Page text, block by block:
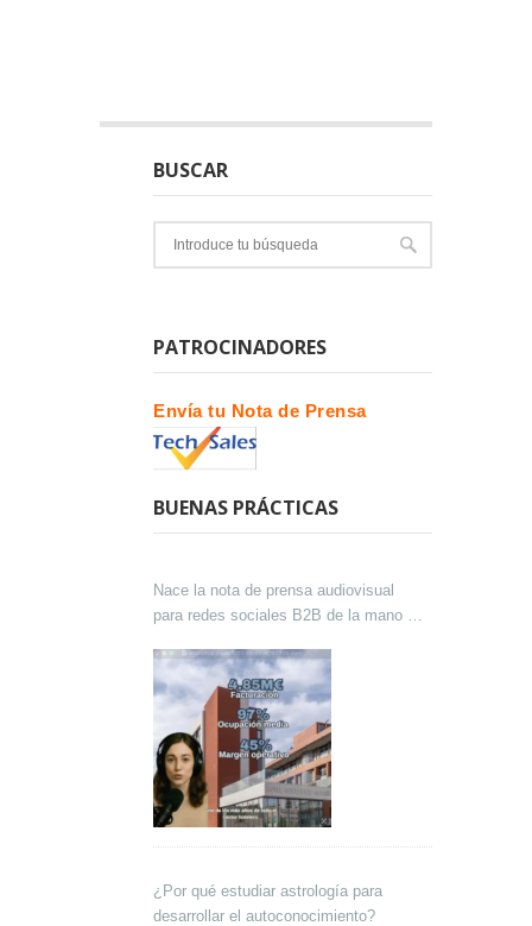
BUSCAR
PATROCINADORES
Envía tu Nota de Prensa
BUENAS PRÁCTICAS
Nace la nota de prensa audiovisual
para redes sociales B2B de la mano de
¿Por qué estudiar astrología para
desarrollar el autoconocimiento?